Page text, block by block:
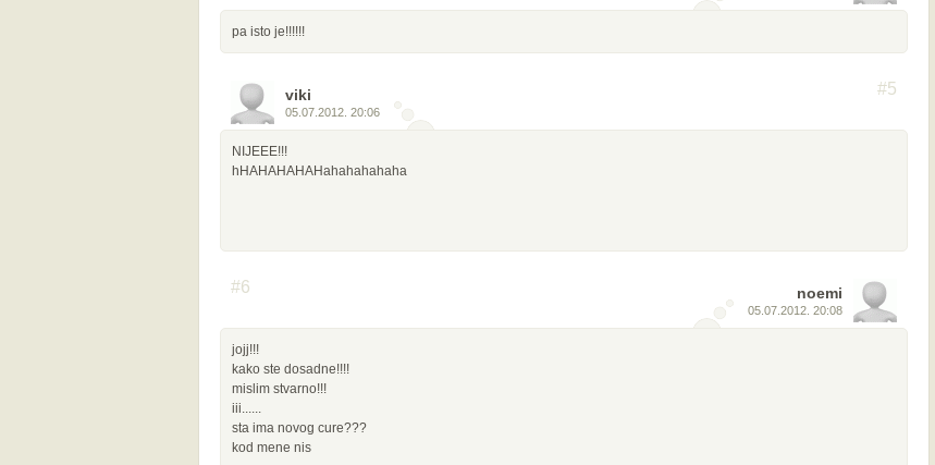
pa isto je!!!!!!
viki
05.07.2012. 20:06
#5
NIJEEE!!!
hHAHAHAHAHahahahahaha
noemi
05.07.2012. 20:08
#6
jojj!!!
kako ste dosadne!!!!
mislim stvarno!!!
iii......
sta ima novog cure???
kod mene nis